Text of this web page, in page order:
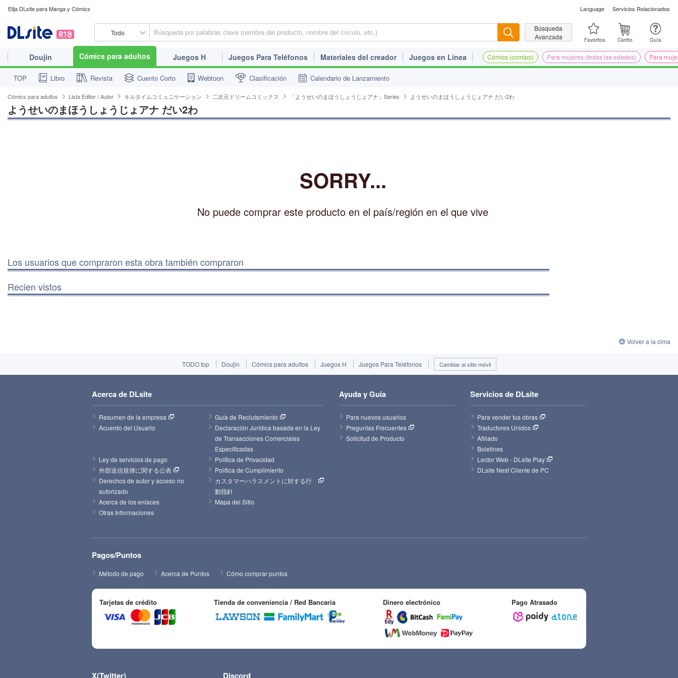
Elija DLsite para Manga y Cómics Language Servicios Relacionados
Todo BuscarBúsqueda
Avanzada
Favoritos Carrito Guía
Doujin Cómics para adultos Juegos H Juegos Para Teléfonos Materiales del creador Juegos en Línea Cómics (comipo) Para mujeres (todas las edades) Para
TOP Libro Revista Cuento Corto Webtoon Clasificación Calendario de Lanzamiento
Cómics para adultos Lista Editor / Autor キルタイムコミュニケーション 二次元ドリームコミックス 「ようせいのまほうしょうじょアナ」Series ようせいのまほうしょうじょアナ だい2わ
ようせいのまほうしょうじょアナ だい2わ
SORRY...
No puede comprar este producto en el país/región en el que vive
Los usuarios que compraron esta obra también compraron
Recien vistos
Volver a la cima
TODO top Doujin Cómics para adultos Juegos H Juegos Para Teléfonos Cambiar al sitio móvil
Acerca de DLsite
Resumen de la empresa
Guía de Reclutamiento
Acuerdo del Usuario
Declaración Jurídica basada en la Ley
de Transacciones Comerciales
Especificadas
Ley de servicios de pago
Política de Privacidad
外部送信規律に関する公表
Política de Cumplimiento
Derechos de autor y acceso no
autorizado
カスタマーハラスメントに対する行
動指針
Acerca de los enlaces
Mapa del Sitio
Otras Informaciones
Ayuda y Guía
Para nuevos usuarios
Preguntas Frecuentes
Solicitud de Producto
Servicios de DLsite
Para vender tus obras
Traductores Unidos
Afiliado
Boletines
Lector Web - DLsite Play
DLsite Nest Cliente de PC
Pagos/Puntos
Método de pago Acerca de Puntos Cómo comprar puntos
Tarjetas de crédito Tienda de conveniencia / Red Bancaria Dinero electrónico Pago Atrasado
X(Twitter) Discord